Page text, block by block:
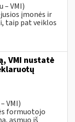
– VMI)
įmonės ir
taip pat veiklos
VMI nustatė
VMI)
formuotojo
asmuo iš